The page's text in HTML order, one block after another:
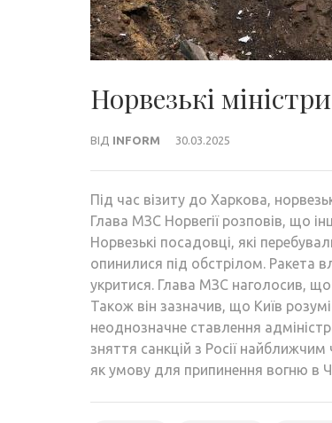
Норвезькі
ВІД INFORM 30.03.2025
Під час візиту до Харкова,
Глава МЗС Норвегії розповів, що
Норвезькі посадовці, які
опинилися під обстрілом. Ракета
укритися. Глава МЗС наголосив, що
Також він зазначив, що Київ
неоднозначне ставлення
зняття санкцій з Росії
як умову для припинення вогню в